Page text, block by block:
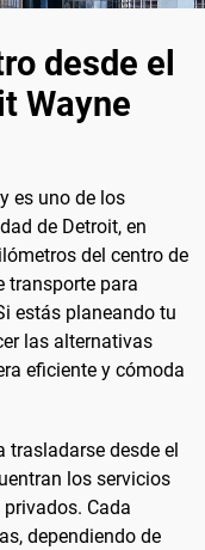
desde el
Wayne
es uno de los
de Detroit, en
del centro de
transporte para
estás planeando tu
las alternativas
eficiente y cómoda
desde el
los servicios
Cada
dependiendo de